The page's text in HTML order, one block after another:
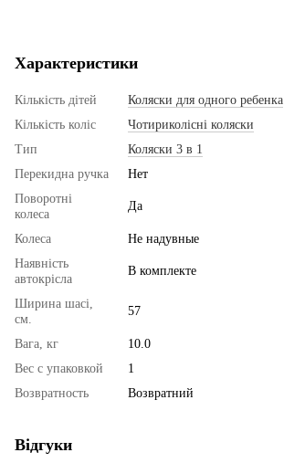
Характеристики
Кількість дітей
Коляски для одного ребенка
Кількість коліс
Чотириколісні коляски
Тип
Коляски 3 в 1
Перекидна ручка
Нет
Поворотні
колеса
Да
Колеса
Не надувные
Наявність
автокрісла
В комплекте
Ширина шасі,
см.
57
Вага, кг
10.0
Вес с упаковкой
1
Возвратность
Возвратний
Відгуки